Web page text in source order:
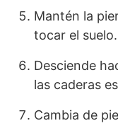
Mantén la
tocar el suelo.
Desciende
las caderas
Cambia de